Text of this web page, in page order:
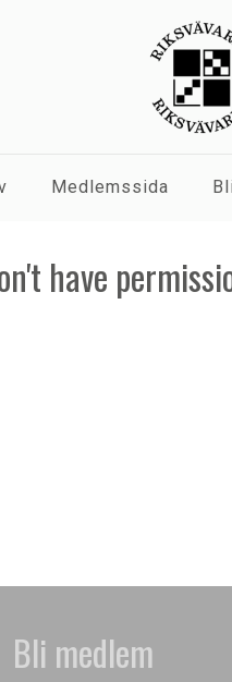
Medlemssida
have
Bli medlem